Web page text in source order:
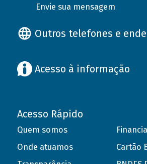
Envie sua mensagem
Outros telefones e
Acesso à informação
Acesso Rápido
Quem somos
Onde atuamos
Cartão